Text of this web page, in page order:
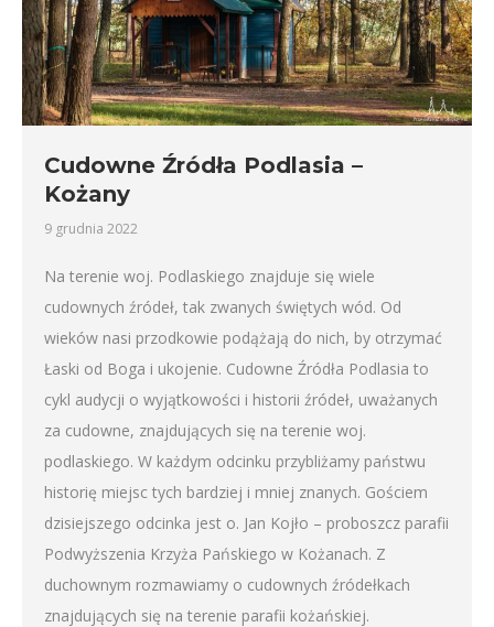
Cudowne Źródła Podlasia –
Kożany
9 grudnia 2022
Na terenie woj. Podlaskiego znajduje się wiele
cudownych źródeł, tak zwanych świętych wód. Od
wieków nasi przodkowie podążają do nich, by otrzymać
Łaski od Boga i ukojenie. Cudowne Źródła Podlasia to
cykl audycji o wyjątkowości i historii źródeł, uważanych
za cudowne, znajdujących się na terenie woj.
podlaskiego. W każdym odcinku przybliżamy państwu
historię miejsc tych bardziej i mniej znanych. Gościem
dzisiejszego odcinka jest o. Jan Kojło – proboszcz parafii
Podwyższenia Krzyża Pańskiego w Kożanach. Z
duchownym rozmawiamy o cudownych źródełkach
znajdujących się na terenie parafii kożańskiej.